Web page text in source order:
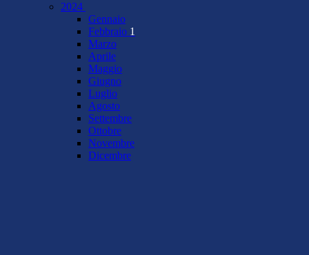
2024
Gennaio
Febbraio 1
Marzo
Aprile
Maggio
Giugno
Luglio
Agosto
Settembre
Ottobre
Novembre
Dicembre